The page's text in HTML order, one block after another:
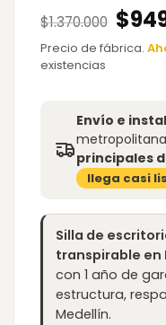
$1.370.000 price
was:
$
Precio de fábrica.
existencias
Envío e
principales
llega casi
Silla de
transpirable en
con 1 año de
estructura,
Medellín.